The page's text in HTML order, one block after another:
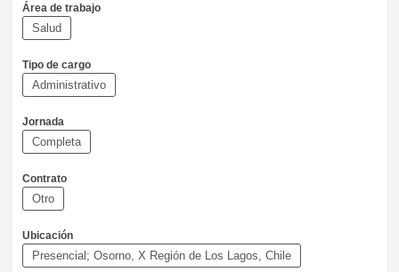
Área de trabajo
Salud
Tipo de cargo
Administrativo
Jornada
Completa
Contrato
Otro
Ubicación
Presencial; Osorno, X Región de Los Lagos, Chile